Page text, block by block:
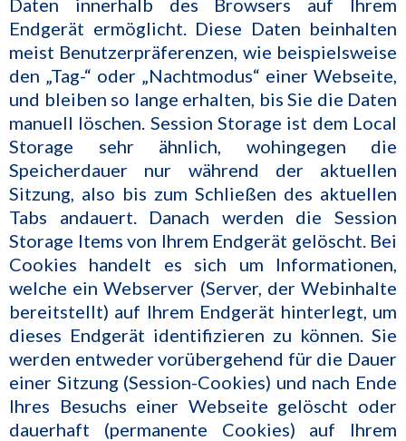
Daten innerhalb des Browsers auf Ihrem
Endgerät ermöglicht. Diese Daten beinhalten
meist Benutzerpräferenzen, wie beispielsweise
den „Tag-“ oder „Nachtmodus“ einer Webseite,
und bleiben so lange erhalten, bis Sie die Daten
manuell löschen. Session Storage ist dem Local
Storage sehr ähnlich, wohingegen die
Speicherdauer nur während der aktuellen
Sitzung, also bis zum Schließen des aktuellen
Tabs andauert. Danach werden die Session
Storage Items von Ihrem Endgerät gelöscht. Bei
Cookies handelt es sich um Informationen,
welche ein Webserver (Server, der Webinhalte
bereitstellt) auf Ihrem Endgerät hinterlegt, um
dieses Endgerät identifizieren zu können. Sie
werden entweder vorübergehend für die Dauer
einer Sitzung (Session-Cookies) und nach Ende
Ihres Besuchs einer Webseite gelöscht oder
dauerhaft (permanente Cookies) auf Ihrem